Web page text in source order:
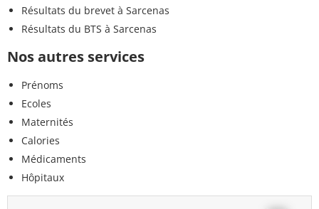
Résultats du brevet à Sarcenas
Résultats du BTS à Sarcenas
Nos autres services
Prénoms
Ecoles
Maternités
Calories
Médicaments
Hôpitaux